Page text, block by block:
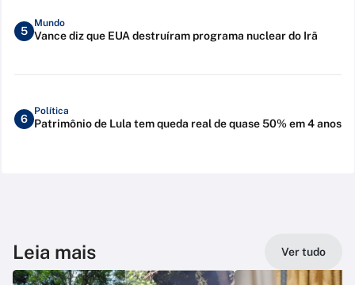
5
Mundo
Vance diz que EUA destruíram programa nuclear do Irã
6
Política
Patrimônio de Lula tem queda real de quase 50% em 4 anos
Leia mais Ver tudo